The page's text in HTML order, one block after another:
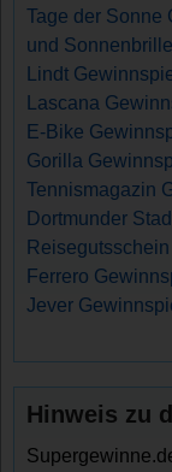
Tage der Sonne
und
Lindt
Lascana
E-Bike
Gorilla
Tennismagazin
Dortmunder
Ferrero
Jever
Hinweis zu